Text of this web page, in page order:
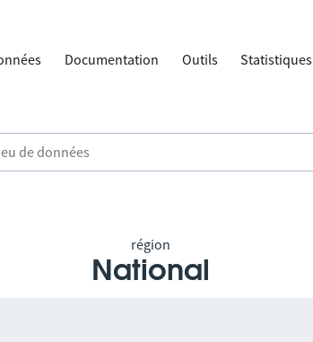
Documentation Outils Statistiques
région
National